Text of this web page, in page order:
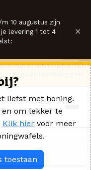
m 10 augustus zijn
levering 1 tot 4
×
liefst met honing.
om lekker te
Klik hier voor meer
toestaan